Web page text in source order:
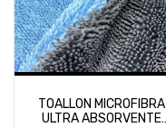
TOALLON MICROFIBRA
ULTRA ABSORVENTE